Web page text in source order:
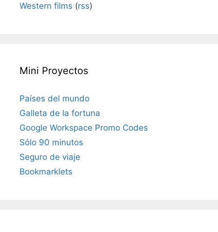
Western films (rss)
Mini Proyectos
Países del mundo
Galleta de la fortuna
Google Workspace Promo Codes
Sólo 90 minutos
Seguro de viaje
Bookmarklets